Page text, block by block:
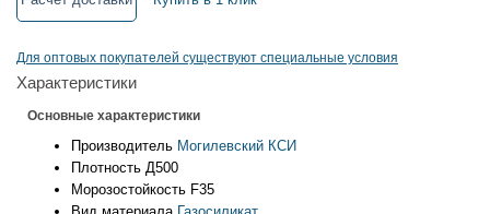
Для оптовых покупателей существуют специальные условия
Характеристики
Основные характеристики
Производитель Могилевский КСИ
Плотность Д500
Морозостойкость F35